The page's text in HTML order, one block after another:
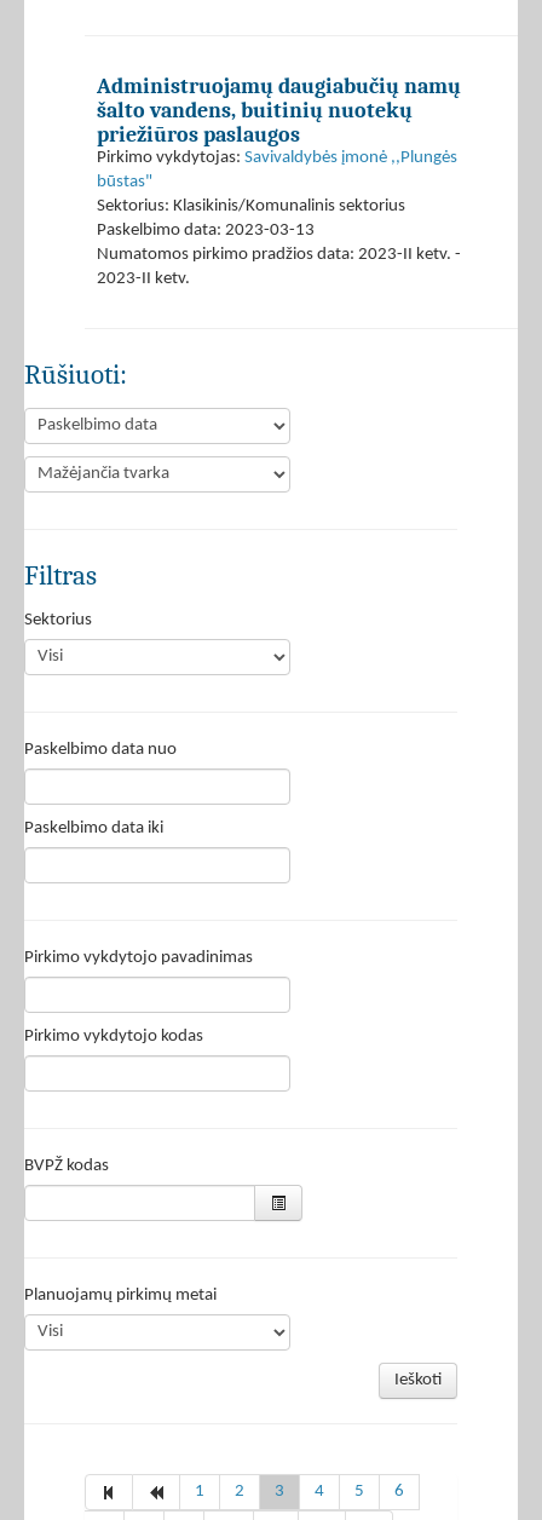
Administruojamų daugiabučių namų
šalto vandens, buitinių nuotekų
priežiūros paslaugos
Pirkimo vykdytojas: Savivaldybės įmonė ,,Plungės
būstas"
Sektorius: Klasikinis/Komunalinis sektorius
Paskelbimo data: 2023-03-13
Numatomos pirkimo pradžios data: 2023-II ketv. -
2023-II ketv.
Rūšiuoti:
Filtras
Sektorius
Paskelbimo data nuo
Paskelbimo data iki
Pirkimo vykdytojo pavadinimas
Pirkimo vykdytojo kodas
BVPŽ kodas
Planuojamų pirkimų metai
Ieškoti
1 2 3 4 5
6